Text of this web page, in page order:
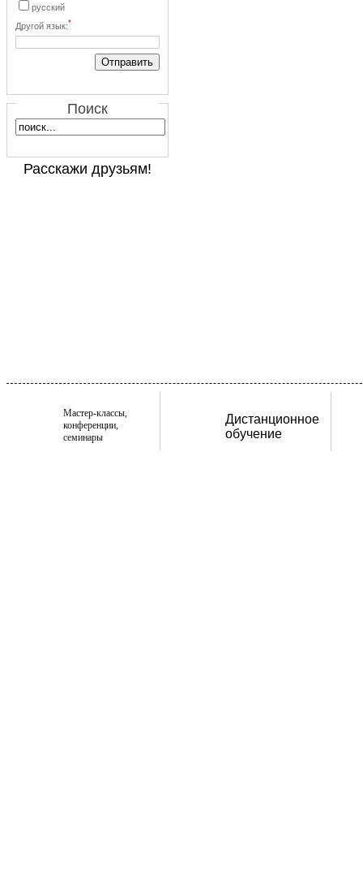
русский
Другой язык:*
Поиск
Расскажи друзьям!
Мастер-классы,
конференции,
семинары
Дистанционное
обучение